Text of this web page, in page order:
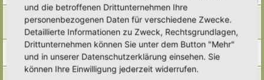
Letzter Beitrag vonElli Marlies« Sa 12. Jul 2025, 13:04
Antworten:
Pflanzenporträt (10): Ufermoos (Leptodictyum riparium )
Letzter Beitrag vonTidofelder«Di 17. Sep 2024, 21:26
Was ist das?
und die betroffenen Drittunternehmen Ihre
personenbezogenen Daten für verschiedene Zwecke.
Detaillierte Informationen zu Zweck, Rechtsgrundlagen,
Drittunternehmen können Sie unter dem Button "Mehr"
und in unserer Datenschutzerklärung einsehen. Sie
können Ihre Einwilligung jederzeit widerrufen.